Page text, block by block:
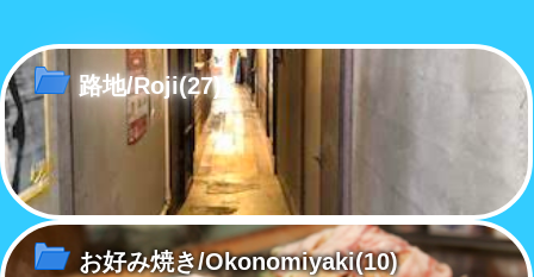
路地/Roji(27)
お好み焼き/Okonomiyaki(10)